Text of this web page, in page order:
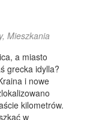
Mieszkania
a miasto
grecka idylla?
i nowe
kilometrów.
w